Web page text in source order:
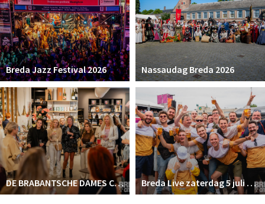
Breda Jazz Festival 2026 Nassaudag Breda 2026
DE BRABANTSCHE DAMES CLUB Breda Live zaterdag 5 juli 2025